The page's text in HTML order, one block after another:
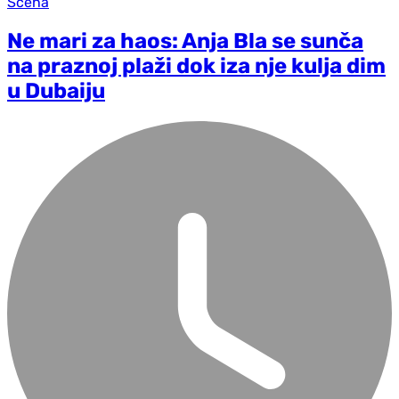
Ne mari za haos: Anja Bla se sunča
na praznoj plaži dok iza nje kulja dim
u Dubaiju